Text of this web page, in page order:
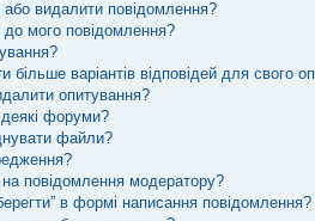
або видалити повідомлення?
мого повідомлення?
варіантів відповідей для свого
опитування?
форуми?
файли?
повідомлення модератору?
в формі написання повідомлення?